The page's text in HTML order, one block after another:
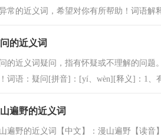
常的近义词，希望对你有所帮助！词语解
的近义词
的近义词疑问，指有怀疑或不理解的问题
词语：疑问[拼音]：[yí、wèn][释义]：1、
遍野的近义词
遍野的近义词【中文】：漫山遍野【读音